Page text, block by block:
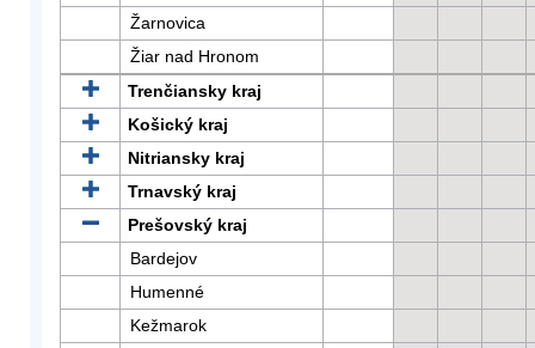
Žarnovica
Žiar nad Hronom
Trenčiansky kraj
Košický kraj
Nitriansky kraj
Trnavský kraj
Prešovský kraj
Bardejov
Humenné
Kežmarok